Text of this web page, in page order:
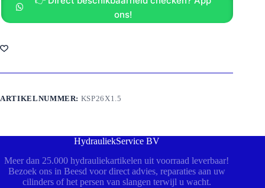
ons!
ARTIKELNUMMER: KSP26X1.5
HydrauliekService BV
Meer dan 25.000 hydrauliekartikelen uit voorraad leverbaar!
Bezoek ons in Beesd voor direct advies, reparaties aan uw
cilinders of het persen van slangen terwijl u wacht.